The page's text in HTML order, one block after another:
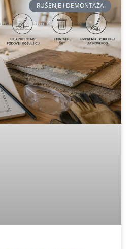
RUŠENJE I DEMONTAŽA